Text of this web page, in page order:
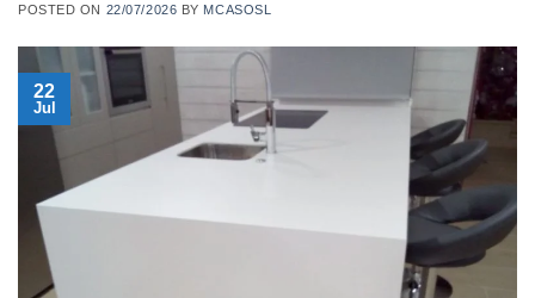
POSTED ON 22/07/2026 BY MCASOSL
22
Jul